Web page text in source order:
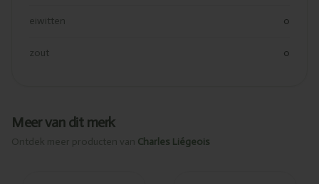
eiwitten 0
zout 0
Meer van dit merk
Ontdek meer producten van Charles Liégeois